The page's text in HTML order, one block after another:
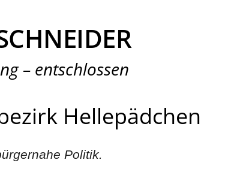
– entschlossen
Hellepädchen
Politik.